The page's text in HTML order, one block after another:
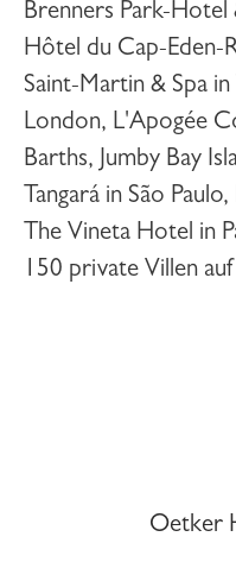
Brenners Park-Hotel
Hôtel du Cap-Eden-
Saint-Martin & Spa
London, L'Apogée
Barths, Jumby Bay
Tangará in São
The Vineta Hotel in
150 private Villen
Oetker